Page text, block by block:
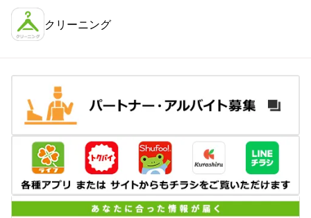
クリーニング